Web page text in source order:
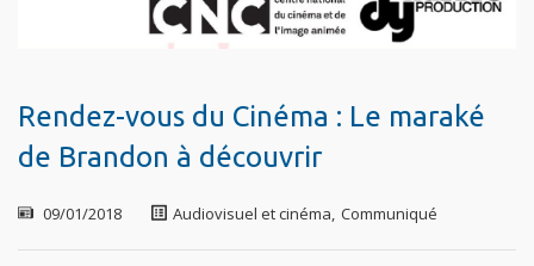
Rendez-vous du Cinéma : Le maraké
de Brandon à découvrir
09/01/2018 Audiovisuel et cinéma, Communiqué